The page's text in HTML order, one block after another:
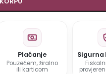
Plaćanje
Pouzećem, žiralno
ili karticom
Sigurna